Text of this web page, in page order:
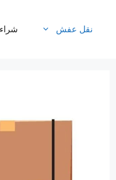
نقل عفش